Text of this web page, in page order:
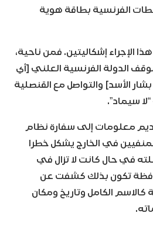
الفرنسية بطاقة هوية
الإجراء إشكاليتين. فمن ناحية،
الدولة الفرنسية العلني [أي
الأسد] والتواصل مع القنصلية
سيماد”.
معلومات إلى سفارة نظام
في الخارج يشكل خطرا
في حال كانت لا تزال في
تكون بذلك كشفت عن
الكامل وتاريخ ومكان